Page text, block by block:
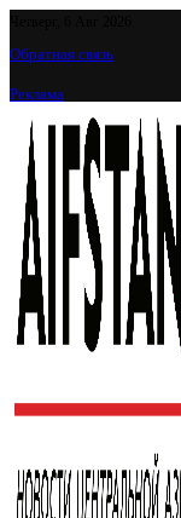
Обратная связь
Реклама